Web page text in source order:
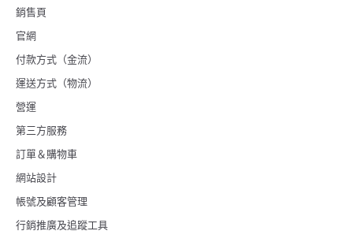
銷售頁
官網
付款方式（金流）
運送方式（物流）
營運
第三方服務
訂單＆購物車
網站設計
帳號及顧客管理
行銷推廣及追蹤工具